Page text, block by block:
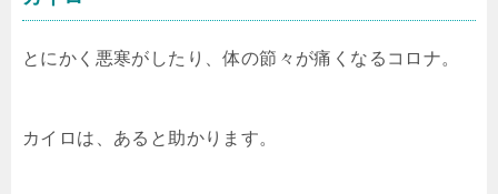
とにかく悪寒がしたり、体の節々が痛くなるコロナ。
カイロは、あると助かります。